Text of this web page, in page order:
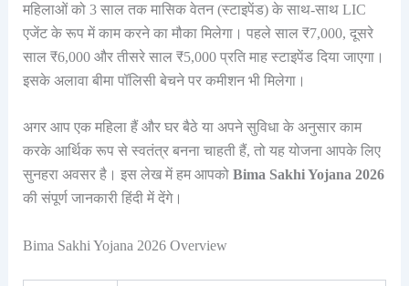
महिलाओं को 3 साल तक मासिक वेतन (स्टाइपेंड) के साथ-साथ LIC
एजेंट के रूप में काम करने का मौका मिलेगा। पहले साल ₹7,000, दूसरे
साल ₹6,000 और तीसरे साल ₹5,000 प्रति माह स्टाइपेंड दिया जाएगा।
इसके अलावा बीमा पॉलिसी बेचने पर कमीशन भी मिलेगा।
अगर आप एक महिला हैं और घर बैठे या अपने सुविधा के अनुसार काम
करके आर्थिक रूप से स्वतंत्र बनना चाहती हैं, तो यह योजना आपके लिए
सुनहरा अवसर है। इस लेख में हम आपको Bima Sakhi Yojana 2026
की संपूर्ण जानकारी हिंदी में देंगे।
Bima Sakhi Yojana 2026 Overview